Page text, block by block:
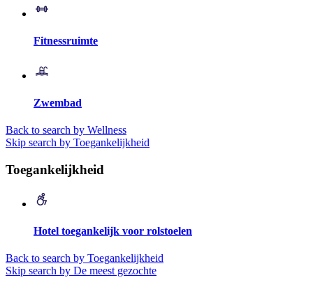
Fitnessruimte
Zwembad
Back to search by Wellness
Skip search by Toegankelijkheid
Toegankelijkheid
Hotel toegankelijk voor rolstoelen
Back to search by Toegankelijkheid
Skip search by De meest gezochte